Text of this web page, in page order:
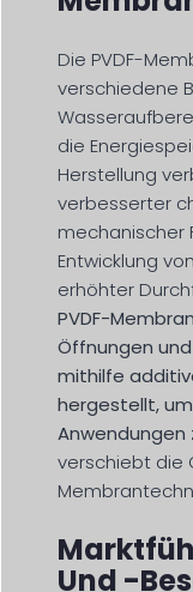
Die PVDF-
verschiedene
die
Herstellung
verbesserter
mechanischer
Entwicklung
erhöhter
PVDF-
Öffnungen
mithilfe
hergestellt,
Anwendungen
verschiebt die
Und -